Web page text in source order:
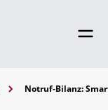
Notruf-Bilanz: